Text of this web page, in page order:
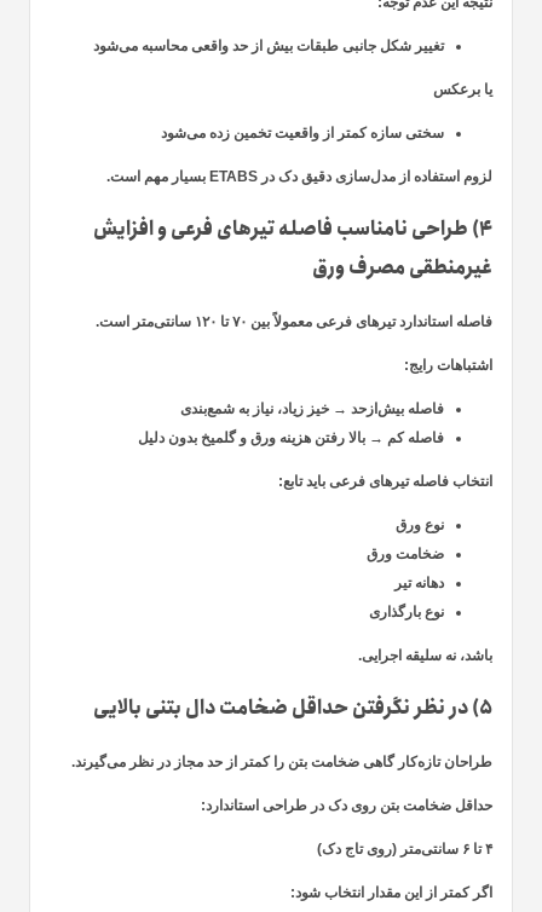
تغییر شکل جانبی طبقات بیش از حد واقعی محاسبه می‌شود
یا برعکس
سختی سازه کمتر از واقعیت تخمین زده می‌شود
لزوم استفاده از مدل‌سازی دقیق دک در ETABS بسیار مهم است.
۴) طراحی نامناسب فاصله تیرهای فرعی و افزایش
غیرمنطقی مصرف ورق
فاصله استاندارد تیرهای فرعی معمولاً بین ۷۰ تا ۱۲۰ سانتی‌متر است.
اشتباهات رایج:
فاصله بیش‌ازحد → خیز زیاد، نیاز به شمع‌بندی
فاصله کم → بالا رفتن هزینه ورق و گلمیخ بدون دلیل
انتخاب فاصله تیرهای فرعی باید تابع:
نوع ورق
ضخامت ورق
دهانه تیر
نوع بارگذاری
باشد، نه سلیقه اجرایی.
۵) در نظر نگرفتن حداقل ضخامت دال بتنی بالایی
طراحان تازه‌کار گاهی ضخامت بتن را کمتر از حد مجاز در نظر می‌گیرند.
حداقل ضخامت بتن روی دک در طراحی استاندارد:
۴ تا ۶ سانتی‌متر (روی تاج دک)
اگر کمتر از این مقدار انتخاب شود: